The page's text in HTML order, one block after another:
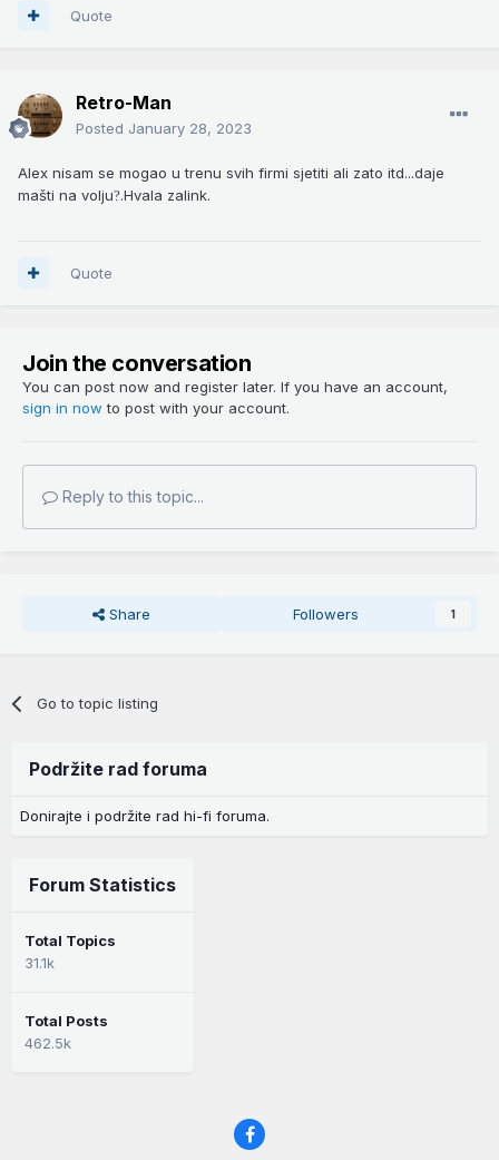
Quote
Retro-Man
Posted January 28, 2023
Alex nisam se mogao u trenu svih firmi sjetiti ali zato itd...daje
mašti na volju?.Hvala zalink.
Quote
Join the conversation
You can post now and register later. If you have an account,
sign in now to post with your account.
Reply to this topic...
Share Followers 1
Go to topic listing
Podržite rad foruma
Donirajte i podržite rad hi-fi foruma.
Forum Statistics
Total Topics
31.1k
Total Posts
462.5k